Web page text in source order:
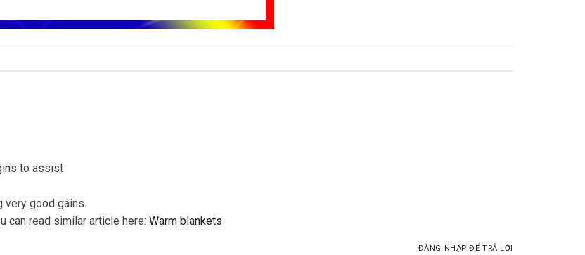
to assist
very good gains.
can read similar article here: Warm blankets
ĐĂNG NHẬP ĐỂ TRẢ LỜI